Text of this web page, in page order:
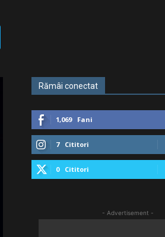
Rămâi conectat
1,069 Fani
7 Cititori
0 Cititori
- Advertisement -